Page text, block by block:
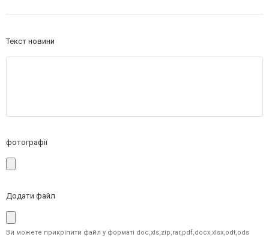
Текст новини
фотографії
Додати файл
Ви можете прикріпити файл у форматі doc,xls,zip,rar,pdf,docx,xlsx,odt,ods